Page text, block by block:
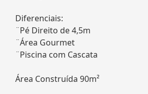
Diferenciais:
¨Pé Direito de 4,5m
¨Área Gourmet
¨Piscina com Cascata
Área Construída 90m²